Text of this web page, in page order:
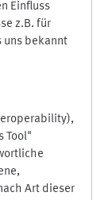
Einfluss
z.B. für
uns bekannt
Tool"
Art dieser